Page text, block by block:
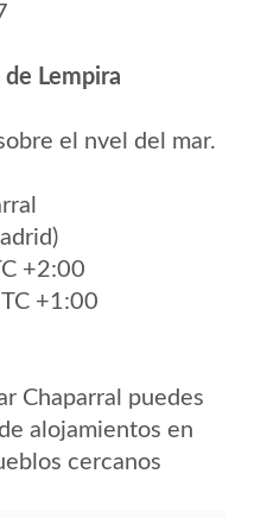
Lempira
el nvel del mar.
+2:00
+1:00
Chaparral puedes
alojamientos en
cercanos